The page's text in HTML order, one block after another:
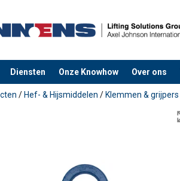
Diensten Onze Knowhow Over ons
uw offerte
/ Hef- & Hijsmiddelen / Klemmen & grijpers